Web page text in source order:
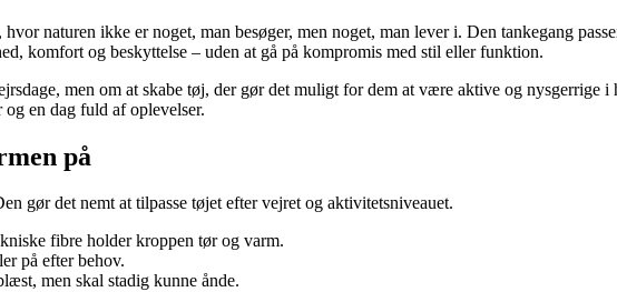
naturen ikke er noget, man besøger, men noget, man lever i. Den tankegang
komfort og beskyttelse – uden at gå på kompromis med stil eller funktion.
men om at skabe tøj, der gør det muligt for dem at være aktive og nysgerrige
en dag fuld af oplevelser.
på
gør det nemt at tilpasse tøjet efter vejret og aktivitetsniveauet.
fibre holder kroppen tør og varm.
på efter behov.
men skal stadig kunne ånde.